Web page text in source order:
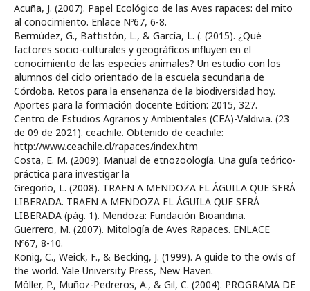
Acuña, J. (2007). Papel Ecológico de las Aves rapaces: del mito
al conocimiento. Enlace Nº67, 6-8.
Bermúdez, G., Battistón, L., & García, L. (. (2015). ¿Qué
factores socio-culturales y geográficos influyen en el
conocimiento de las especies animales? Un estudio con los
alumnos del ciclo orientado de la escuela secundaria de
Córdoba. Retos para la enseñanza de la biodiversidad hoy.
Aportes para la formación docente Edition: 2015, 327.
Centro de Estudios Agrarios y Ambientales (CEA)-Valdivia. (23
de 09 de 2021). ceachile. Obtenido de ceachile:
http://www.ceachile.cl/rapaces/index.htm
Costa, E. M. (2009). Manual de etnozoología. Una guía teórico-
práctica para investigar la
Gregorio, L. (2008). TRAEN A MENDOZA EL ÁGUILA QUE SERÁ
LIBERADA. TRAEN A MENDOZA EL ÁGUILA QUE SERÁ
LIBERADA (pág. 1). Mendoza: Fundación Bioandina.
Guerrero, M. (2007). Mitología de Aves Rapaces. ENLACE
Nº67, 8-10.
König, C., Weick, F., & Becking, J. (1999). A guide to the owls of
the world. Yale University Press, New Haven.
Möller, P., Muñoz-Pedreros, A., & Gil, C. (2004). PROGRAMA DE